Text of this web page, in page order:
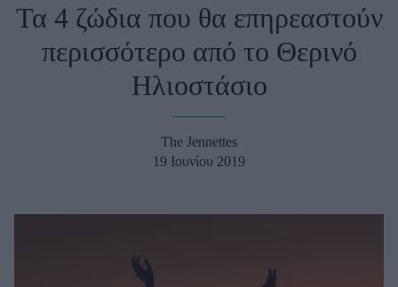
Fashion
Shopping
Beauty - Ομορφιά
Μαλλιά - Νύχια
Τα 4 ζώδια που θα επηρεαστούν
περισσότερο από το Θερινό
Ηλιοστάσιο
The Jennettes
19 Ιουνίου 2019